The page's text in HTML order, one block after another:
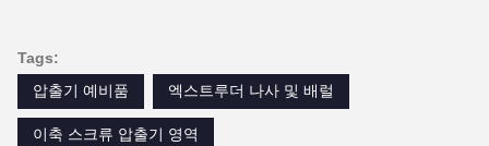
Tags:
압출기 예비품
엑스트루더 나사 및 배럴
이축 스크류 압출기 영역